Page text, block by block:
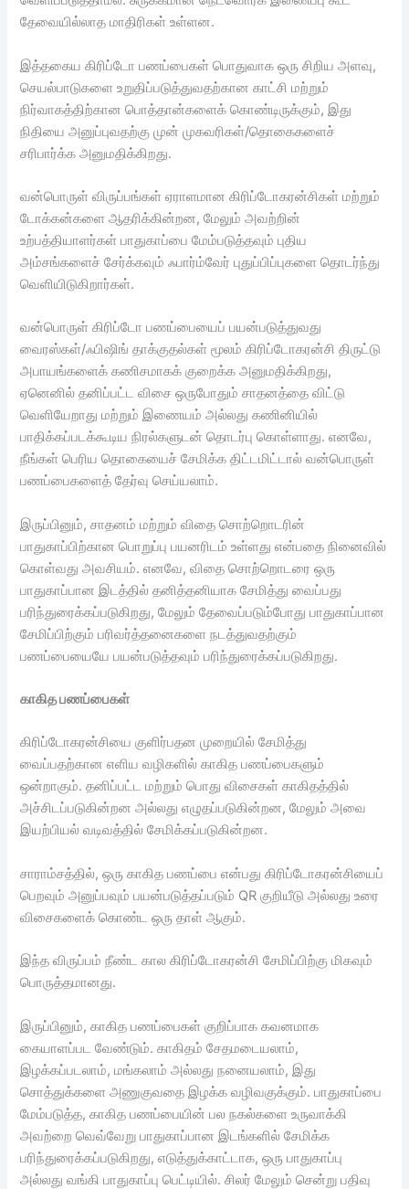
தேவையில்லாத மாதிரிகள் உள்ளன.
இத்தகைய கிரிப்டோ பணப்பைகள் பொதுவாக ஒரு சிறிய அளவு,
செயல்பாடுகளை உறுதிப்படுத்துவதற்கான காட்சி மற்றும்
நிர்வாகத்திற்கான பொத்தான்களைக் கொண்டிருக்கும், இது
நிதியை அனுப்புவதற்கு முன் முகவரிகள்/தொகைகளைச்
சரிபார்க்க அனுமதிக்கிறது.
வன்பொருள் விருப்பங்கள் ஏராளமான கிரிப்டோகரன்சிகள் மற்றும்
டோக்கன்களை ஆதரிக்கின்றன, மேலும் அவற்றின்
உற்பத்தியாளர்கள் பாதுகாப்பை மேம்படுத்தவும் புதிய
அம்சங்களைச் சேர்க்கவும் ஃபார்ம்வேர் புதுப்பிப்புகளை தொடர்ந்து
வெளியிடுகிறார்கள்.
வன்பொருள் கிரிப்டோ பணப்பையைப் பயன்படுத்துவது
வைரஸ்கள்/ஃபிஷிங் தாக்குதல்கள் மூலம் கிரிப்டோகரன்சி திருட்டு
அபாயங்களைக் கணிசமாகக் குறைக்க அனுமதிக்கிறது,
ஏனெனில் தனிப்பட்ட விசை ஒருபோதும் சாதனத்தை விட்டு
வெளியேறாது மற்றும் இணையம் அல்லது கணினியில்
பாதிக்கப்படக்கூடிய நிரல்களுடன் தொடர்பு கொள்ளாது. எனவே,
நீங்கள் பெரிய தொகையைச் சேமிக்க திட்டமிட்டால் வன்பொருள்
பணப்பைகளைத் தேர்வு செய்யலாம்.
இருப்பினும், சாதனம் மற்றும் விதை சொற்றொடரின்
பாதுகாப்பிற்கான பொறுப்பு பயனரிடம் உள்ளது என்பதை நினைவில்
கொள்வது அவசியம். எனவே, விதை சொற்றொடரை ஒரு
பாதுகாப்பான இடத்தில் தனித்தனியாக சேமித்து வைப்பது
பரிந்துரைக்கப்படுகிறது, மேலும் தேவைப்படும்போது பாதுகாப்பான
சேமிப்பிற்கும் பரிவர்த்தனைகளை நடத்துவதற்கும்
பணப்பையையே பயன்படுத்தவும் பரிந்துரைக்கப்படுகிறது.
காகித பணப்பைகள்
கிரிப்டோகரன்சியை குளிர்பதன முறையில் சேமித்து
வைப்பதற்கான எளிய வழிகளில் காகித பணப்பைகளும்
ஒன்றாகும். தனிப்பட்ட மற்றும் பொது விசைகள் காகிதத்தில்
அச்சிடப்படுகின்றன அல்லது எழுதப்படுகின்றன, மேலும் அவை
இயற்பியல் வடிவத்தில் சேமிக்கப்படுகின்றன.
சாராம்சத்தில், ஒரு காகித பணப்பை என்பது கிரிப்டோகரன்சியைப்
பெறவும் அனுப்பவும் பயன்படுத்தப்படும் QR குறியீடு அல்லது உரை
விசைகளைக் கொண்ட ஒரு தாள் ஆகும்.
இந்த விருப்பம் நீண்ட கால கிரிப்டோகரன்சி சேமிப்பிற்கு மிகவும்
பொருத்தமானது.
இருப்பினும், காகித பணப்பைகள் குறிப்பாக கவனமாக
கையாளப்பட வேண்டும். காகிதம் சேதமடையலாம்,
இழக்கப்படலாம், மங்கலாம் அல்லது நனையலாம், இது
சொத்துக்களை அணுகுவதை இழக்க வழிவகுக்கும். பாதுகாப்பை
மேம்படுத்த, காகித பணப்பையின் பல நகல்களை உருவாக்கி
அவற்றை வெவ்வேறு பாதுகாப்பான இடங்களில் சேமிக்க
பரிந்துரைக்கப்படுகிறது, எடுத்துக்காட்டாக, ஒரு பாதுகாப்பு
அல்லது வங்கி பாதுகாப்பு பெட்டியில். சிலர் மேலும் சென்று பதிவு